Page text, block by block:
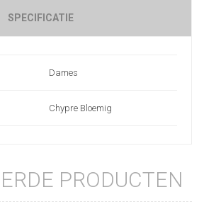
SPECIFICATIE
Dames
Chypre Bloemig
PRODUCTEN